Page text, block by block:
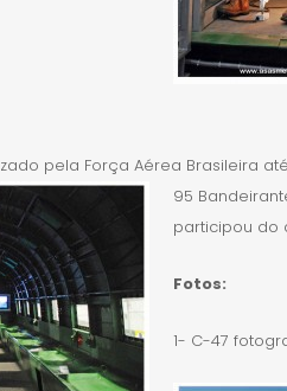
pela Força Aérea Brasileira
95
participou do
Fotos:
1- C-47